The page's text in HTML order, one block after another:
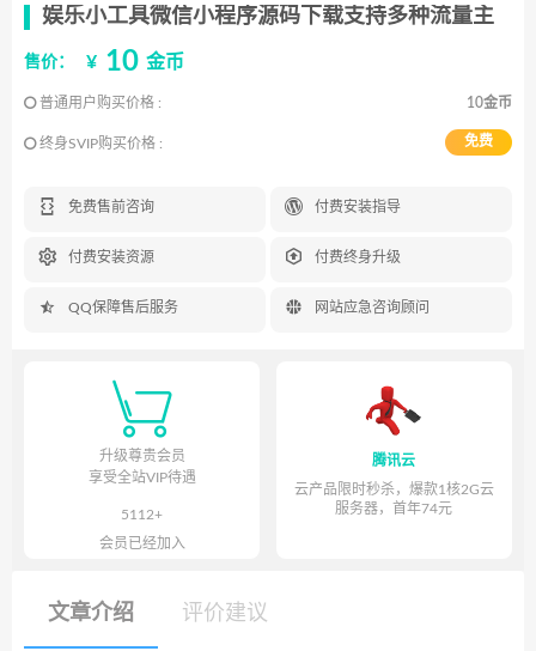
娱乐小工具微信小程序源码下载支持多种流量主
售价： ¥ 10 金币
普通用户购买价格 : 10金币
终身SVIP购买价格 : 免费
 免费售前咨询  付费安装指导
 付费安装资源  付费终身升级
 QQ保障售后服务  网站应急咨询顾问

升级尊贵会员
享受全站VIP待遇
5112+
会员已经加入
腾讯云
云产品限时秒杀，爆款1核2G云
服务器，首年74元
文章介绍 评价建议